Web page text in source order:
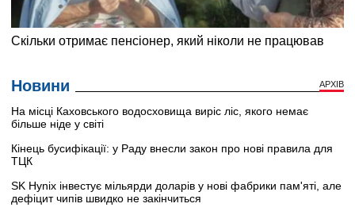
Новини АРХІВ
На місці Каховського водосховища виріс ліс, якого немає
більше ніде у світі
Кінець бусифікації: у Раду внесли закон про нові правила для
ТЦК
SK Hynix інвестує мільярди доларів у нові фабрики пам'яті, але
дефіцит чипів швидко не закінчиться